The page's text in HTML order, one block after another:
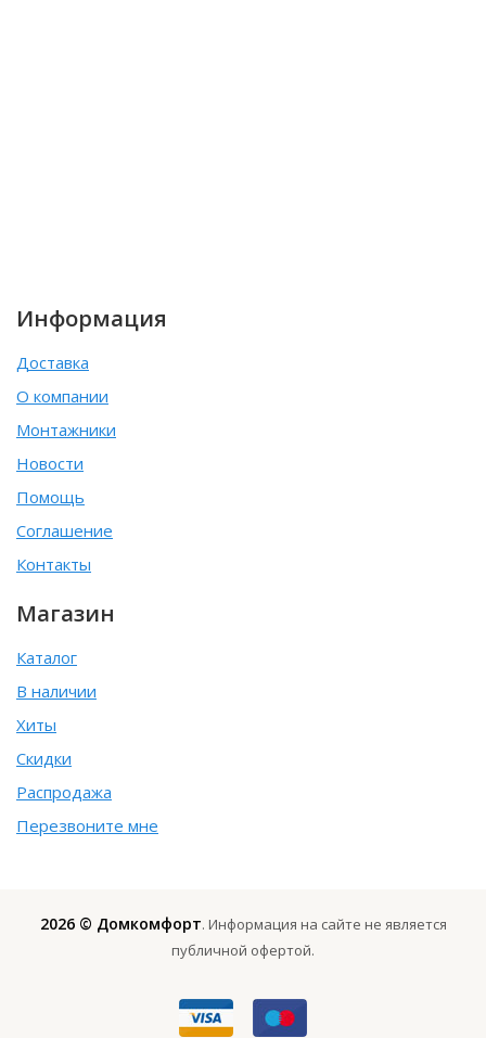
Информация
Доставка
О компании
Монтажники
Новости
Помощь
Соглашение
Контакты
Магазин
Каталог
В наличии
Хиты
Скидки
Распродажа
Перезвоните мне
2026 © Домкомфорт. Информация на сайте не является
публичной офертой.